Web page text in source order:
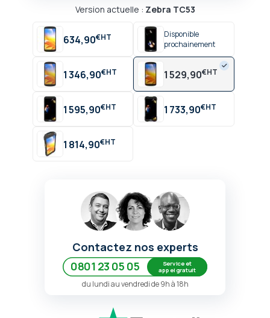
Version actuelle : Zebra TC53
634,90€
Disponible
prochainement
1 346,90€ 1 529,90€
1 595,90€ 1 733,90€
1 814,90€
Contactez nos experts
0801 23 05 05
Service et
appel gratuit
du lundi au vendredi de 9h à 18h